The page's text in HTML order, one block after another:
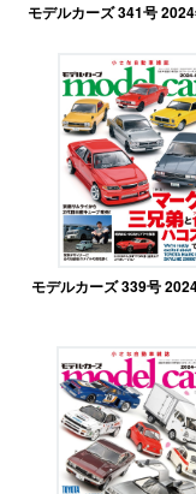
モデルカーズ 341号
モデルカーズ 339号